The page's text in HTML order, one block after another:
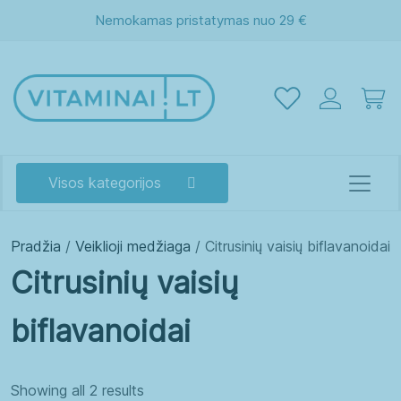
Nemokamas pristatymas nuo 29 €
Visos kategorijos
Akims Atminčiai
Pradžia / Veiklioji medžiaga / Citrusinių vaisių biflavanoidai
Citrusinių vaisių
biflavanoidai
Showing all 2 results